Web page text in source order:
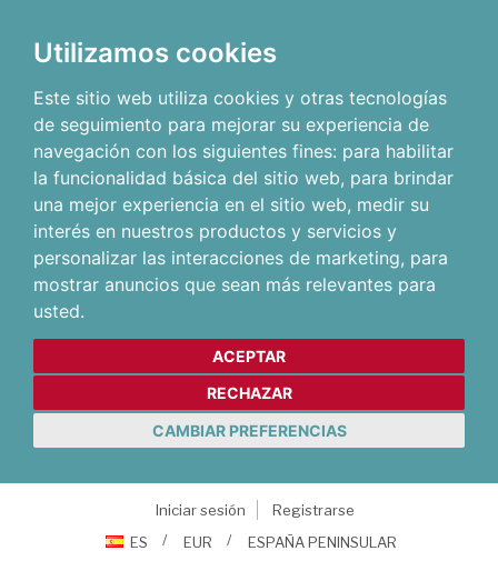
Utilizamos cookies
Este sitio web utiliza cookies y otras tecnologías
de seguimiento para mejorar su experiencia de
navegación con los siguientes fines: para habilitar
la funcionalidad básica del sitio web, para brindar
una mejor experiencia en el sitio web, medir su
interés en nuestros productos y servicios y
personalizar las interacciones de marketing, para
mostrar anuncios que sean más relevantes para
usted.
ACEPTAR
RECHAZAR
CAMBIAR PREFERENCIAS
Iniciar sesión
Registrarse
ES
EUR ESPAÑA PENINSULAR